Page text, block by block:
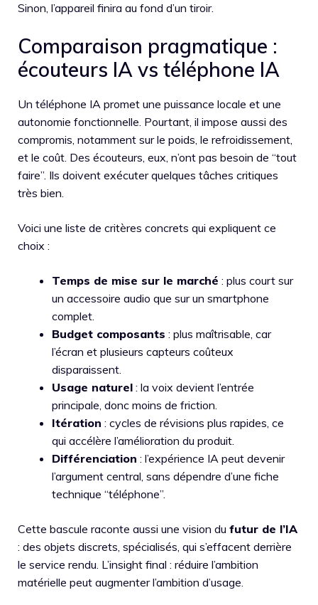
Sinon, l’appareil finira au fond d’un tiroir.
Comparaison pragmatique :
écouteurs IA vs téléphone IA
Un téléphone IA promet une puissance locale et une
autonomie fonctionnelle. Pourtant, il impose aussi des
compromis, notamment sur le poids, le refroidissement,
et le coût. Des écouteurs, eux, n’ont pas besoin de “tout
faire”. Ils doivent exécuter quelques tâches critiques
très bien.
Voici une liste de critères concrets qui expliquent ce
choix :
Temps de mise sur le marché : plus court sur
un accessoire audio que sur un smartphone
complet.
Budget composants : plus maîtrisable, car
l’écran et plusieurs capteurs coûteux
disparaissent.
Usage naturel : la voix devient l’entrée
principale, donc moins de friction.
Itération : cycles de révisions plus rapides, ce
qui accélère l’amélioration du produit.
Différenciation : l’expérience IA peut devenir
l’argument central, sans dépendre d’une fiche
technique “téléphone”.
Cette bascule raconte aussi une vision du futur de l’IA
: des objets discrets, spécialisés, qui s’effacent derrière
le service rendu. L’insight final : réduire l’ambition
matérielle peut augmenter l’ambition d’usage.